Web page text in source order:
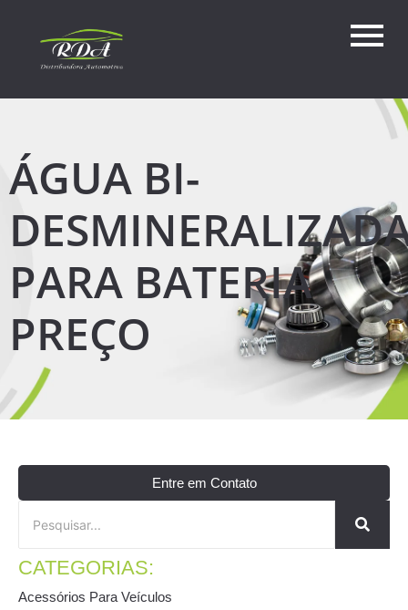
ÁGUA BI-
PARA BATERIA
PREÇO
Entre em Contato
CATEGORIAS:
Acessórios Para Veículos